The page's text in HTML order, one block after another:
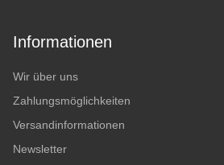
Informationen
Wir über uns
Zahlungsmöglichkeiten
Versandinformationen
Newsletter